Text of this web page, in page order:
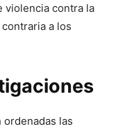
violencia contra la
a los
las